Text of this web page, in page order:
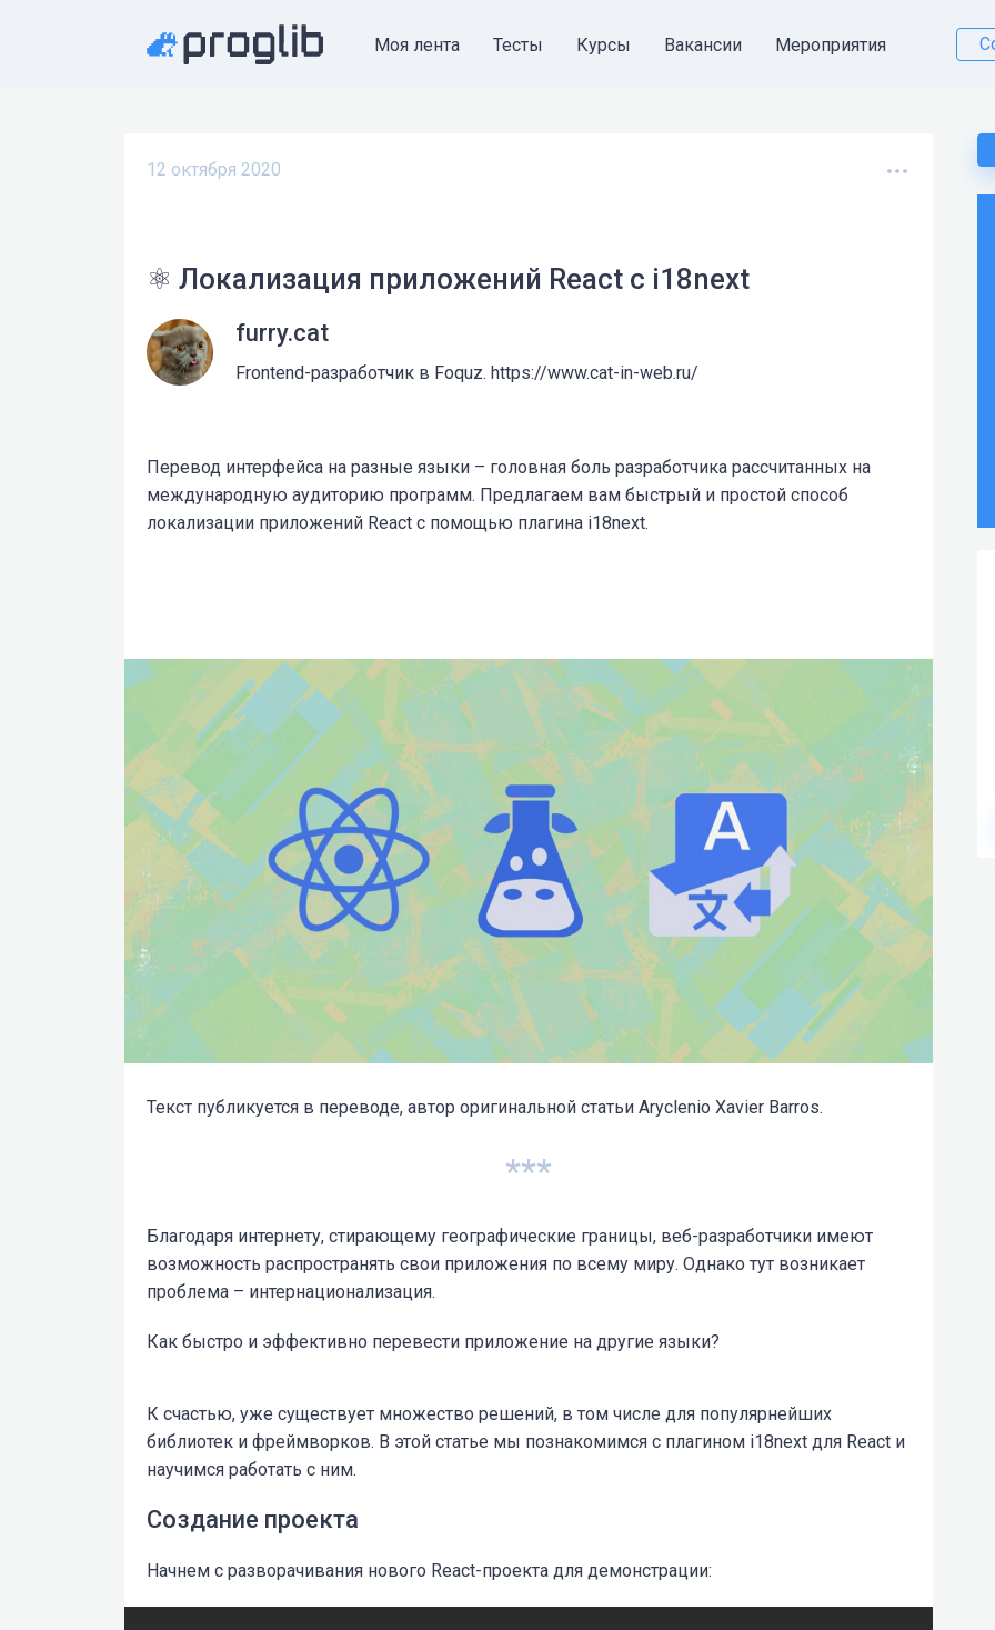
Моя лента Тесты Курсы Вакансии Мероприятия
12 октября 2020
⚛️ Локализация приложений React с i18next
furry.cat
Frontend-разработчик в Foquz. https://www.cat-in-web.ru/
Перевод интерфейса на разные языки – головная боль разработчика рассчитанных на
международную аудиторию программ. Предлагаем вам быстрый и простой способ
локализации приложений React с помощью плагина i18next.
Текст публикуется в переводе, автор оригинальной статьи Aryclenio Xavier Barros.
***
Благодаря интернету, стирающему географические границы, веб-разработчики имеют
возможность распространять свои приложения по всему миру. Однако тут возникает
проблема – интернационализация.
Как быстро и эффективно перевести приложение на другие языки?
К счастью, уже существует множество решений, в том числе для популярнейших
библиотек и фреймворков. В этой статье мы познакомимся с плагином i18next для React и
научимся работать с ним.
Создание проекта
Начнем с разворачивания нового React-проекта для демонстрации: